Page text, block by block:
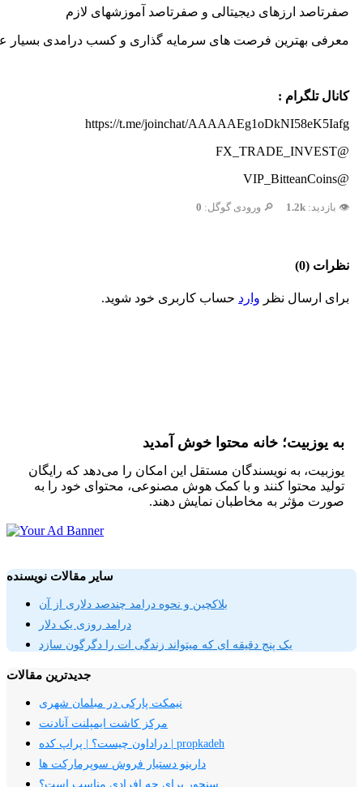
صفرتاصد ارزهای دیجیتالی و صفرتاصد آموزشهای لازم
معرفی بهترین فرصت های سرمایه گذاری و کسب درامدی بسیار
کانال تلگرام :
https://t.me/joinchat/AAAAAEg1oDkNI58eK5Iafg
@FX_TRADE_INVEST
@VIP_BitteanCoins
👁️ بازدید: 1.2k 🔎 ورودی گوگل: 0
نظرات (0)
برای ارسال نظر وارد حساب کاربری خود شوید.
به یوزبیت؛ خانه محتوا خوش آمدید
یوزبیت، به نویسندگان مستقل این امکان را می‌دهد که رایگان
تولید محتوا کنند و با کمک هوش مصنوعی، محتوای خود را به
صورت مؤثر به مخاطبان نمایش دهند.
سایر مقالات نویسنده
بلاکچین و نحوه درامد چندصد دلاری از آن
درامد روزی یک دلار
یک پنج دقیقه ای که میتواند زندگی ات را دگرگون سازد
جدیدترین مقالات
نیمکت پارکی در مبلمان شهری
مرکز کاشت ایمپلنت آنادنت
دراداون چیست؟ | پراپ کده | propkadeh
دارینو دستیار فروش سوپرمارکت ها
سنجور برای چه افرادی مناسب است؟